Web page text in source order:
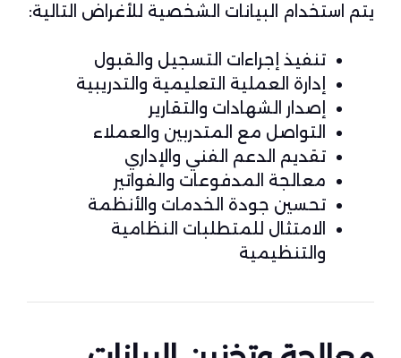
يتم استخدام البيانات الشخصية للأغراض التالية:
تنفيذ إجراءات التسجيل والقبول
إدارة العملية التعليمية والتدريبية
إصدار الشهادات والتقارير
التواصل مع المتدربين والعملاء
تقديم الدعم الفني والإداري
معالجة المدفوعات والفواتير
تحسين جودة الخدمات والأنظمة
الامتثال للمتطلبات النظامية
والتنظيمية